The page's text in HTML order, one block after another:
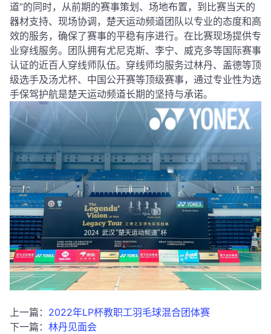
道”的同时， 从前期的赛事策划、场地布置，到比赛当天的
器材支持、现场协调，楚天运动频道团队以专业的态度和高
效的服务，确保了赛事的平稳有序进行。 在比赛现场提供专
业穿线服务。团队拥有尤尼克斯、李宁、威克多等国际赛事
认证的近百人穿线师队伍。穿线师均服务过林丹、盖德等顶
级选手及汤尤杯、中国公开赛等顶级赛事， 通过专业性为选
手保驾护航是楚天运动频道长期的坚持与承诺。
上一篇： 2022年LP杯教职工羽毛球混合团体赛
下一篇： 林丹见面会